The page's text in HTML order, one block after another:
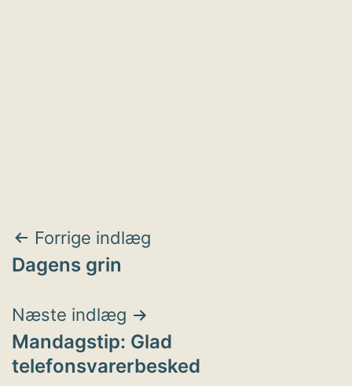
Indlægsnavigation
Forrige indlæg
Dagens grin
Næste indlæg
Mandagstip: Glad
telefonsvarerbesked